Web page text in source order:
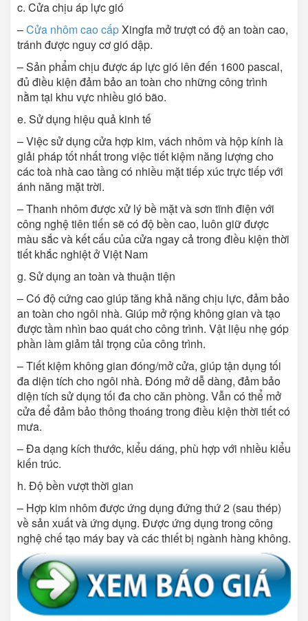
c. Cửa chịu áp lực gió
–Cửa nhôm cao cấpXingfa mở trượt có độ an toàn cao,
tránh được nguy cơ gió dập.
– Sản phẩm chịu được áp lực gió lên đến 1600 pascal,
đủ điều kiện đảm bảo an toàn cho những công trình
nằm tại khu vực nhiều gió bão.
e. Sử dụng hiệu quả kinh tế
– Việc sử dụng cửa hợp kim, vách nhôm và hộp kính là
giải pháp tốt nhất trong việc tiết kiệm năng lượng cho
các toà nhà cao tầng có nhiều mặt tiếp xúc trực tiếp với
ánh năng mặt trời.
– Thanh nhôm được xử lý bề mặt và sơn tĩnh điện với
công nghệ tiên tiến sẽ có độ bền cao, luôn giữ được
màu sắc và kết cấu của cửa ngay cả trong điều kiện thời
tiết khắc nghiệt ở Việt Nam
g. Sử dụng an toàn và thuận tiện
– Có độ cứng cao giúp tăng khả năng chịu lực, đảm bảo
an toàn cho ngôi nhà. Giúp mở rộng không gian và tạo
được tầm nhìn bao quát cho công trình. Vật liệu nhẹ góp
phần làm giảm tải trọng của công trình.
– Tiết kiệm không gian đóng/mở cửa, giúp tận dụng tối
đa diện tích cho ngôi nhà. Đóng mở dễ dàng, đảm bảo
diện tích sử dụng tối đa cho căn phòng. Vẫn có thể mở
cửa để đảm bảo thông thoáng trong điều kiện thời tiết có
mưa.
– Đa dạng kích thước, kiểu dáng, phù hợp với nhiều kiểu
kiến trúc.
h. Độ bền vượt thời gian
– Hợp kim nhôm được ứng dụng đứng thứ 2 (sau thép)
về sản xuất và ứng dụng. Được ứng dụng trong công
nghệ chế tạo máy bay và các thiết bị ngành hàng không.